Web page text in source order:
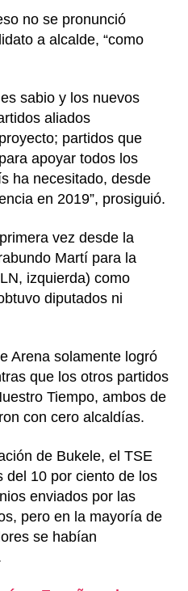
no se pronunció
a alcalde, “como
sabio y los nuevos
aliados
partidos que
apoyar todos los
ha necesitado, desde
en 2019”, prosiguió.
vez desde la
Martí para la
izquierda) como
diputados ni
Arena solamente logró
que los otros partidos
Tiempo, ambos de
con cero alcaldías.
de Bukele, el TSE
del 10 por ciento de los
enviados por las
pero en la mayoría de
se habían